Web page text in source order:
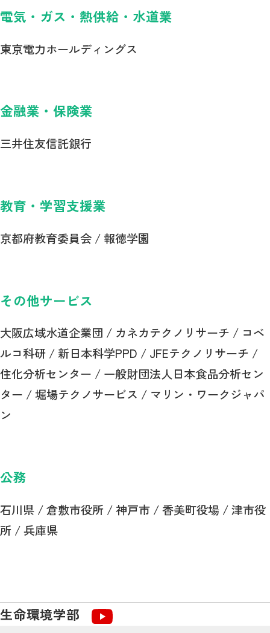
電気・ガス・熱供給・水道業
東京電力ホールディングス
金融業・保険業
三井住友信託銀行
教育・学習支援業
京都府教育委員会 / 報徳学園
その他サービス
大阪広域水道企業団 / カネカテクノリサーチ / コベ
ルコ科研 / 新日本科学PPD / JFEテクノリサーチ /
住化分析センター / 一般財団法人日本食品分析セン
ター / 堀場テクノサービス / マリン・ワークジャパ
ン
公務
石川県 / 倉敷市役所 / 神戸市 / 香美町役場 / 津市役
所 / 兵庫県
生命環境学部